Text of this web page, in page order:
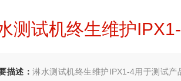
测试机终生维护
描述：淋水测试机终生维护IPX1-4用于测试产